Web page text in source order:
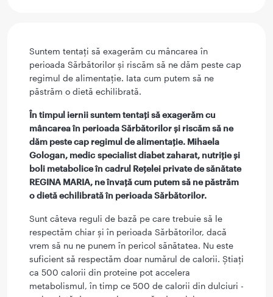
Suntem tentaţi să exagerăm cu mâncarea în
perioada Sărbătorilor şi riscăm să ne dăm peste cap
regimul de alimentaţie. Iata cum putem să ne
păstrăm o dietă echilibrată.
În timpul iernii suntem tentaţi să exagerăm cu
mâncarea în perioada Sărbătorilor şi riscăm să ne
dăm peste cap regimul de alimentaţie. Mihaela
Gologan, medic specialist diabet zaharat, nutriție și
boli metabolice în cadrul Rețelei private de sănătate
REGINA MARIA, ne învaţă cum putem să ne păstrăm
o dietă echilibrată în perioada Sărbătorilor.
Sunt câteva reguli de bază pe care trebuie să le
respectăm chiar şi în perioada Sărbătorilor, dacă
vrem să nu ne punem în pericol sănătatea. Nu este
suficient să respectăm doar numărul de calorii. Știați
ca 500 calorii din proteine pot accelera
metabolismul, în timp ce 500 de calorii din dulciuri -